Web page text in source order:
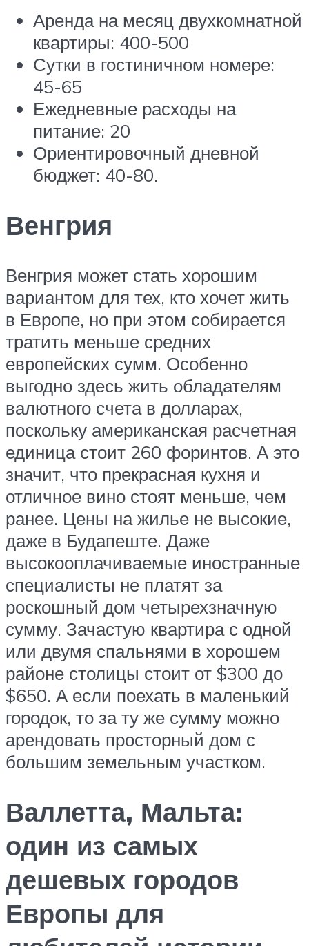
Аренда на месяц двухкомнатной
квартиры: 400-500
Сутки в гостиничном номере:
45-65
Ежедневные расходы на
питание: 20
Ориентировочный дневной
бюджет: 40-80.
Венгрия
Венгрия может стать хорошим
вариантом для тех, кто хочет жить
в Европе, но при этом собирается
тратить меньше средних
европейских сумм. Особенно
выгодно здесь жить обладателям
валютного счета в долларах,
поскольку американская расчетная
единица стоит 260 форинтов. А это
значит, что прекрасная кухня и
отличное вино стоят меньше, чем
ранее. Цены на жилье не высокие,
даже в Будапеште. Даже
высокооплачиваемые иностранные
специалисты не платят за
роскошный дом четырехзначную
сумму. Зачастую квартира с одной
или двумя спальнями в хорошем
районе столицы стоит от $300 до
$650. А если поехать в маленький
городок, то за ту же сумму можно
арендовать просторный дом с
большим земельным участком.
Валлетта, Мальта:
один из самых
дешевых городов
Европы для